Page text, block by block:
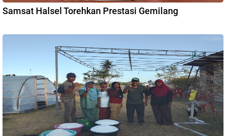
Samsat Halsel Torehkan Prestasi Gemilang